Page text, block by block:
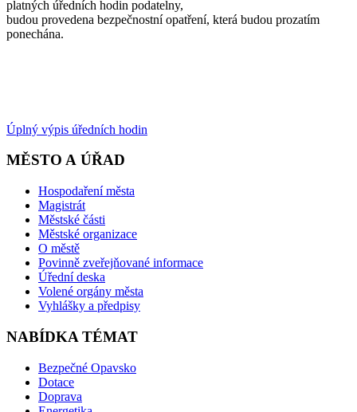
platných úředních hodin podatelny,
budou provedena bezpečnostní opatření, která budou prozatím
ponechána.
Úplný výpis úředních hodin
MĚSTO A ÚŘAD
Hospodaření města
Magistrát
Městské části
Městské organizace
O městě
Povinně zveřejňované informace
Úřední deska
Volené orgány města
Vyhlášky a předpisy
NABÍDKA TÉMAT
Bezpečné Opavsko
Dotace
Doprava